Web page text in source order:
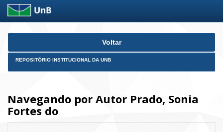
Skip
Voltar
REPOSITÓRIO INSTITUCIONAL DA UNB
Navegando por Autor Prado, Sonia
Fortes do